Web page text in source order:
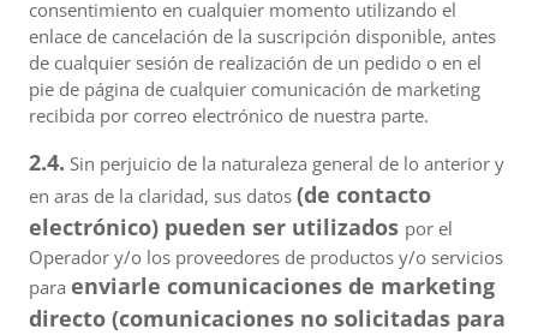
consentimiento en cualquier momento utilizando el
enlace de cancelación de la suscripción disponible, antes
de cualquier sesión de realización de un pedido o en el
pie de página de cualquier comunicación de marketing
recibida por correo electrónico de nuestra parte.
2.4. Sin perjuicio de la naturaleza general de lo anterior y
en aras de la claridad, sus datos (de contacto
electrónico) pueden ser utilizados por el
Operador y/o los proveedores de productos y/o servicios
para enviarle comunicaciones de marketing
directo (comunicaciones no solicitadas para